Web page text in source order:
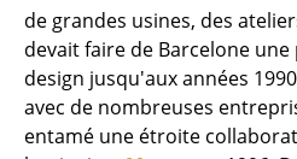
Meubles de bar
Garde-robes
Petits rangements
de grandes usines, des
devait faire de Barcelone
design jusqu'aux années
avec de nombreuses
entamé une étroite